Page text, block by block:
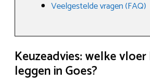
Veelgestelde vragen (FAQ)
Keuzeadvies: welke
leggen in Goes?